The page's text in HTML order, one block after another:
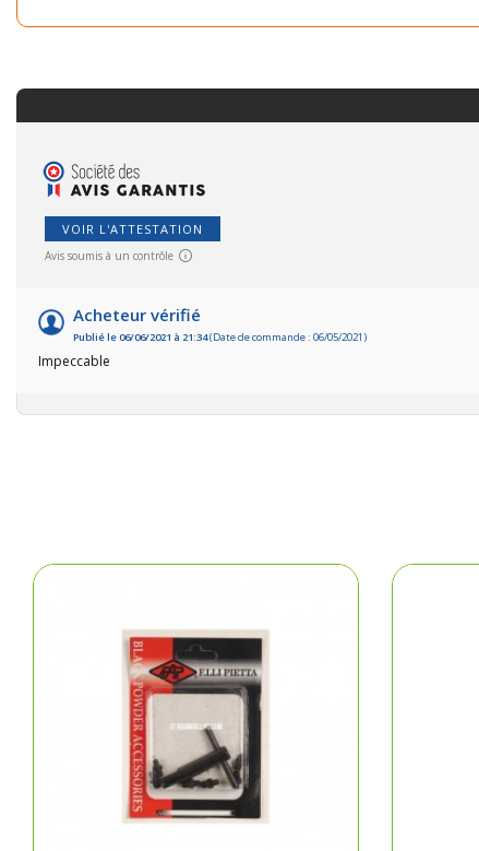
VOIR L'ATTESTATION
Avis soumis à un contrôle
Acheteur vérifié
Publié le 06/06/2021 à 21:34(Date de commande : 06/05/2021)
Impeccable